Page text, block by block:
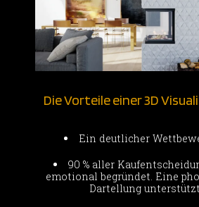
Die Vorteile einer 3D
Ein deutlicher
90 % aller
emotional begründet. Eine
Dartellung